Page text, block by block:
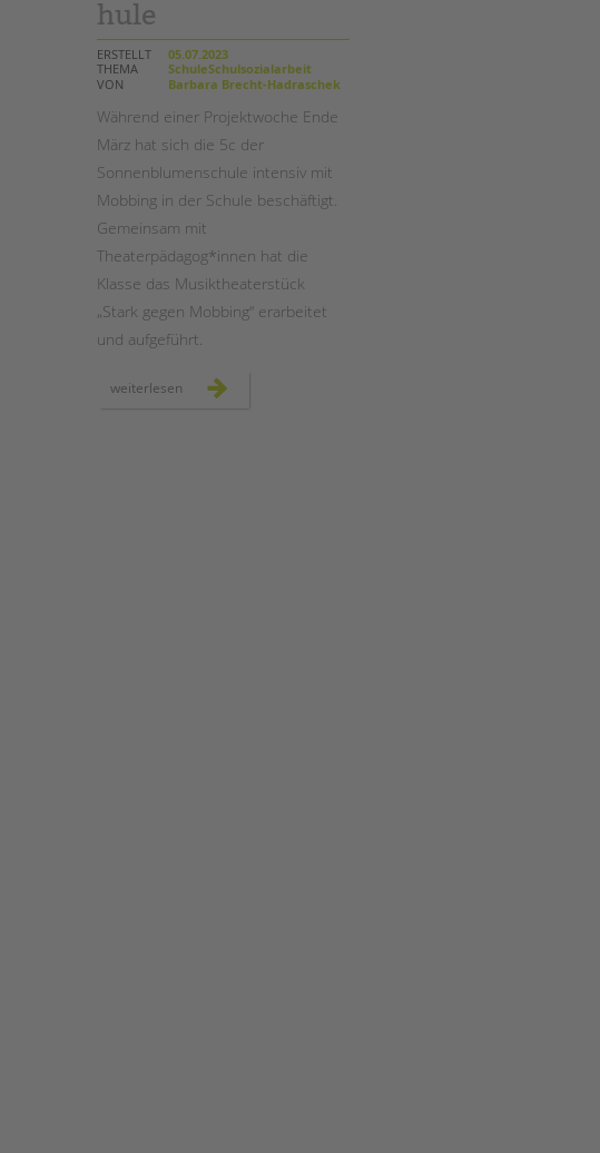
STADTTEILARBEIT
hule
ERSTELLT
05.07.2023
THEMA
SchuleSchulsozialarbeit
VON
Barbara Brecht-Hadraschek
Während einer Projektwoche Ende
März hat sich die 5c der
Sonnenblumenschule intensiv mit
Mobbing in der Schule beschäftigt.
Gemeinsam mit
Theaterpädagog*innen hat die
Klasse das Musiktheaterstück
„Stark gegen Mobbing“ erarbeitet
und aufgeführt.
weiterlesen
theaterpädagogik